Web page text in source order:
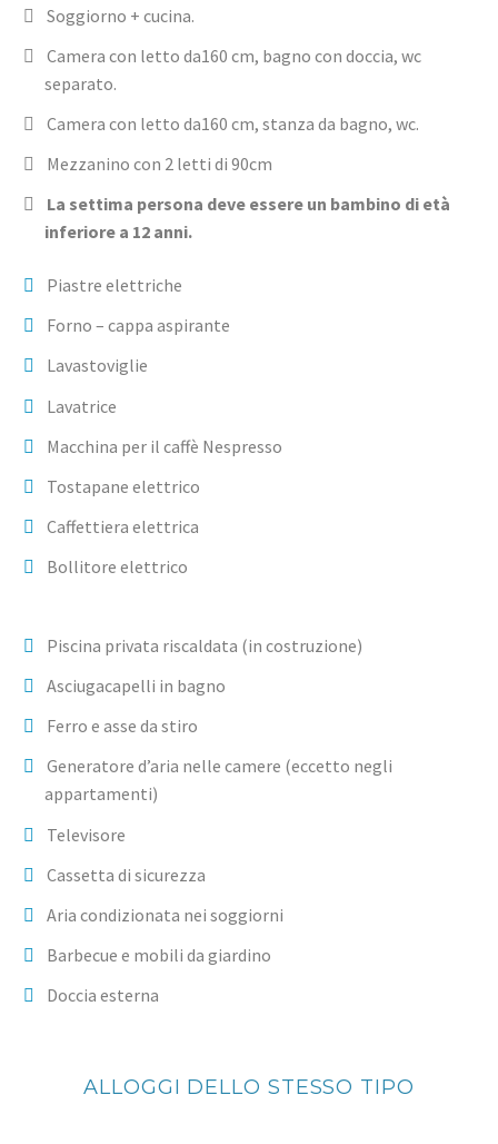
Soggiorno + cucina.
Camera con letto da160 cm, bagno con doccia, wc
separato.
Camera con letto da160 cm, stanza da bagno, wc.
Mezzanino con 2 letti di 90cm
La settima persona deve essere un bambino di età
inferiore a 12 anni.
Piastre elettriche
Forno – cappa aspirante
Lavastoviglie
Lavatrice
Macchina per il caffè Nespresso
Tostapane elettrico
Caffettiera elettrica
Bollitore elettrico
Piscina privata riscaldata (in costruzione)
Asciugacapelli in bagno
Ferro e asse da stiro
Generatore d’aria nelle camere (eccetto negli
appartamenti)
Televisore
Cassetta di sicurezza
Aria condizionata nei soggiorni
Barbecue e mobili da giardino
Doccia esterna
ALLOGGI DELLO STESSO TIPO